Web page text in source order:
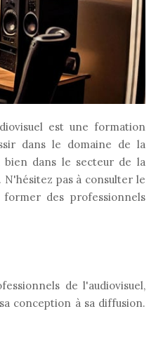
est une formation
dans le domaine de la
bien dans le secteur de la
N'hésitez pas à consulter le
des professionnels
de l'audiovisuel,
conception à sa diffusion.